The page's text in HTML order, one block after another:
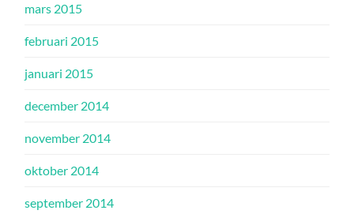
mars 2015
februari 2015
januari 2015
december 2014
november 2014
oktober 2014
september 2014